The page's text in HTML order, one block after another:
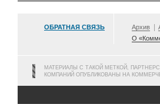
ОБРАТНАЯ СВЯЗЬ Архив
О
МАТЕРИАЛЫ С ТАКОЙ МЕТКОЙ,
КОМПАНИЙ ОПУБЛИКОВАНЫ НА